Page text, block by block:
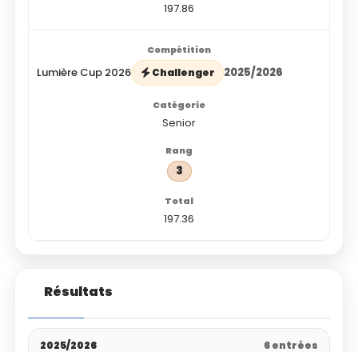
197.86
Lumière Cup 2026 Challenger 2025/2026
Senior
3
197.36
Résultats
2025/2026 6 entrées